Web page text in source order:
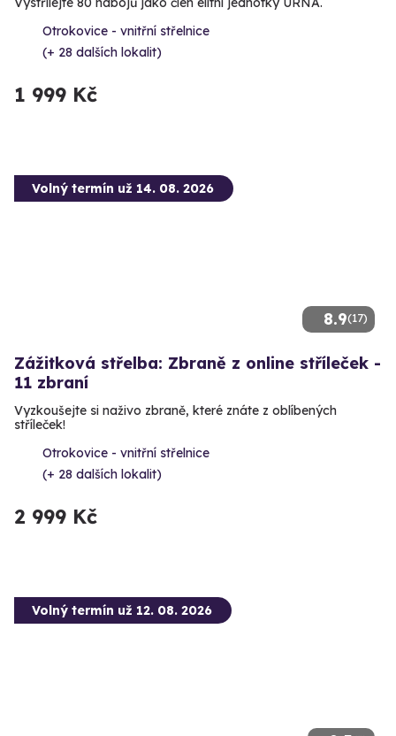
Otrokovice - vnitřní střelnice
(+ 28 dalších lokalit)
1 999 Kč
8.9(17)
Volný termín už 14. 08. 2026
Zážitková střelba: Zbraně z online stříleček -
11 zbraní
Vyzkoušejte si naživo zbraně, které znáte z oblíbených
stříleček!
Otrokovice - vnitřní střelnice
(+ 28 dalších lokalit)
2 999 Kč
Volný termín už 12. 08. 2026